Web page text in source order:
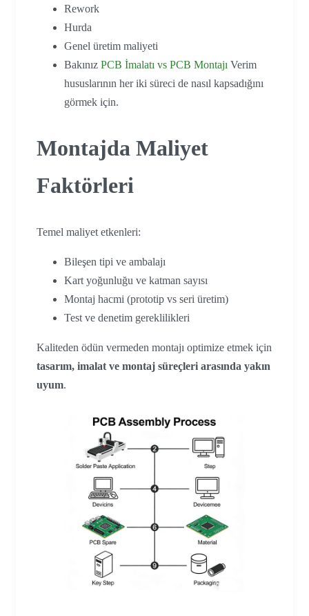
Rework
Hurda
Genel üretim maliyeti
Bakınız PCB İmalatı vs PCB Montajı Verim
hususlarının her iki süreci de nasıl kapsadığını
görmek için.
Montajda Maliyet
Faktörleri
Temel maliyet etkenleri:
Bileşen tipi ve ambalajı
Kart yoğunluğu ve katman sayısı
Montaj hacmi (prototip vs seri üretim)
Test ve denetim gereklilikleri
Kaliteden ödün vermeden montajı optimize etmek için
tasarım, imalat ve montaj süreçleri arasında yakın
uyum.